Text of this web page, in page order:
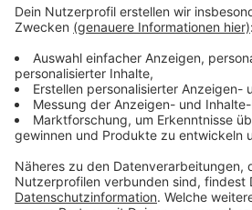
ANTENNE BAYERN
Lifestyle oder unsere
informieren
Zum Newsletter